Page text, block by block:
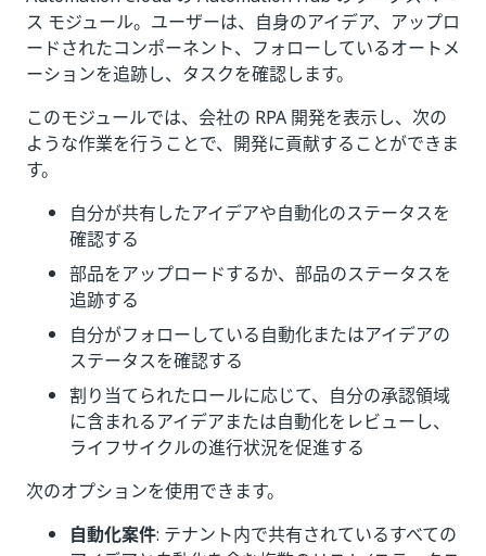
ス モジュール。ユーザーは、自身のアイデア、アップロ
ードされたコンポーネント、フォローしているオートメ
ーションを追跡し、タスクを確認します。
このモジュールでは、会社の RPA 開発を表示し、次の
ような作業を行うことで、開発に貢献することができま
す。
自分が共有したアイデアや自動化のステータスを
確認する
部品をアップロードするか、部品のステータスを
追跡する
自分がフォローしている自動化またはアイデアの
ステータスを確認する
割り当てられたロールに応じて、自分の承認領域
に含まれるアイデアまたは自動化をレビューし、
ライフサイクルの進行状況を促進する
次のオプションを使用できます。
自動化案件: テナント内で共有されているすべての